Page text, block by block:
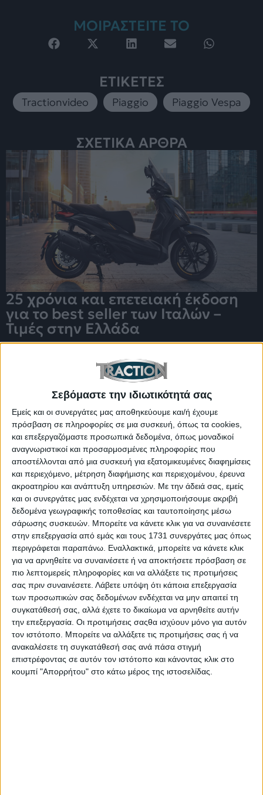
Σεβόμαστε την ιδιωτικότητά σας
Εμείς και οι συνεργάτες μας αποθηκεύουμε και/ή έχουμε
πρόσβαση σε πληροφορίες σε μια συσκευή, όπως τα cookies,
και επεξεργαζόμαστε προσωπικά δεδομένα, όπως μοναδικοί
αναγνωριστικοί και προσαρμοσμένες πληροφορίες που
αποστέλλονται από μια συσκευή για εξατομικευμένες διαφημίσεις
και περιεχόμενο, μέτρηση διαφήμισης και περιεχομένου, έρευνα
ακροατηρίου και ανάπτυξη υπηρεσιών. Με την άδειά σας, εμείς
και οι συνεργάτες μας ενδέχεται να χρησιμοποιήσουμε ακριβή
δεδομένα γεωγραφικής τοποθεσίας και ταυτοποίησης μέσω
σάρωσης συσκευών. Μπορείτε να κάνετε κλικ για να συναινέσετε
στην επεξεργασία από εμάς και τους 1731 συνεργάτες μας όπως
περιγράφεται παραπάνω. Εναλλακτικά, μπορείτε να κάνετε κλικ
για να αρνηθείτε να συναινέσετε ή να αποκτήσετε πρόσβαση σε
πιο λεπτομερείς πληροφορίες και να αλλάξετε τις προτιμήσεις
σας πριν συναινέσετε. Λάβετε υπόψη ότι κάποια επεξεργασία
των προσωπικών σας δεδομένων ενδέχεται να μην απαιτεί τη
συγκατάθεσή σας, αλλά έχετε το δικαίωμα να αρνηθείτε αυτήν
την επεξεργασία. Οι προτιμήσεις σαςθα ισχύουν μόνο για αυτόν
τον ιστότοπο. Μπορείτε να αλλάξετε τις προτιμήσεις σας ή να
ανακαλέσετε τη συγκατάθεσή σας ανά πάσα στιγμή
επιστρέφοντας σε αυτόν τον ιστότοπο και κάνοντας κλικ στο
κουμπί "Απορρήτου" στο κάτω μέρος της ιστοσελίδας.
ΜΟΙΡΑΣΤΕΙΤΕ ΤΟ
ΕΤΙΚΕΤΕΣ
Tractionvideo Piaggio Piaggio Vespa
ΣΧΕΤΙΚΑ ΑΡΘΡΑ
25 χρόνια και επετειακή έκδοση
για το best seller των Ιταλών –
Τιμές στην Ελλάδα
80 χρόνια για τη θρυλική Σφήκα
των Ιταλών – Νέα συλλεκτική
έκδοση διαθέσιμη για παραγγελία